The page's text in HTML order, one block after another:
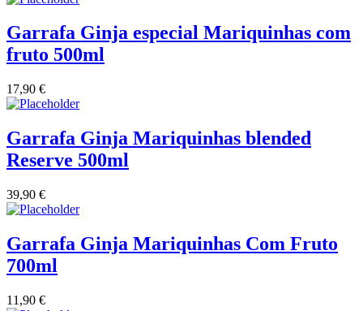
Vinha das Penicas - Beira Interior
Vinhos Nunes Mata - Lisboa
Garrafa Ginja especial Mariquinhas com
fruto 500ml
17,90 €
Garrafa Ginja Mariquinhas blended
Reserve 500ml
39,90 €
Garrafa Ginja Mariquinhas Com Fruto
700ml
11,90 €